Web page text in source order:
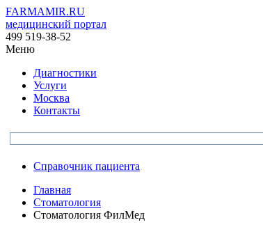
FARMAMIR.RU
медицинский портал
499 519-38-52
Меню
Диагностики
Услуги
Москва
Контакты
Справочник пациента
Главная
Стоматология
Стоматология ФилМед